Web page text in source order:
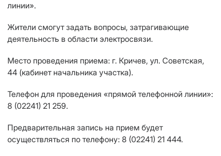
линии».
Жители смогут задать вопросы, затрагивающие
деятельность в области электросвязи.
Место проведения приема: г. Кричев, ул. Советская,
44 (кабинет начальника участка).
Телефон для проведения «прямой телефонной линии»:
8 (02241) 21 259.
Предварительная запись на прием будет
осуществляться по телефону: 8 (02241) 21 444.